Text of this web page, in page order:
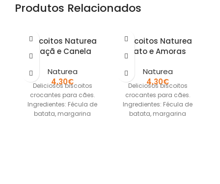
Produtos Relacionados
Biscoitos Naturea
Maçã e Canela
Naturea
4,30€
Deliciosos biscoitos
crocantes para cães.
Ingredientes: Fécula de
batata, margarina
Biscoitos Naturea
Pato e Amoras
Naturea
4,30€
Deliciosos biscoitos
crocantes para cães.
Ingredientes: Fécula de
batata, margarina